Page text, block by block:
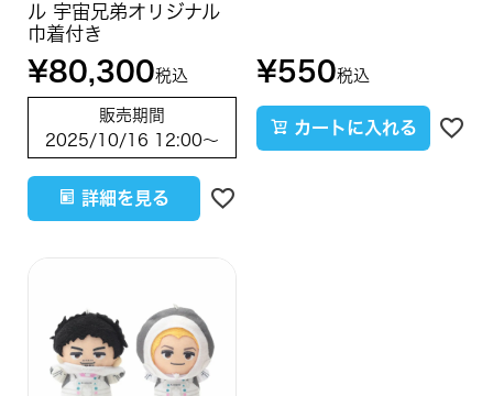
ル 宇宙兄弟オリジナル
巾着付き
¥80,300税込
販売期間
2025/10/16 12:00〜
詳細を見る
¥550税込
カートに入れる